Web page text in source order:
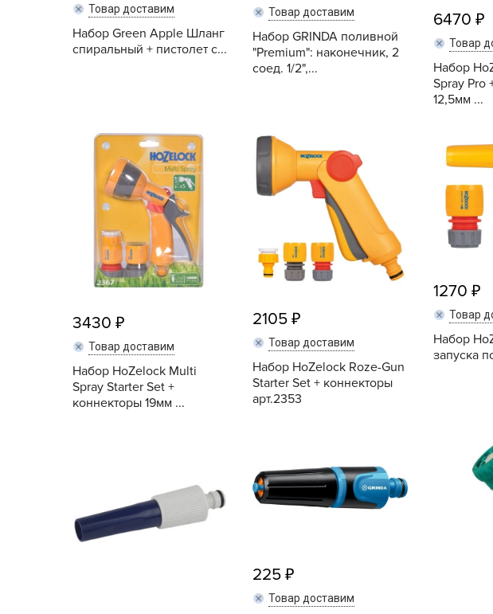
Товар доставим
Набор Green Apple Шланг
спиральный + пистолет с...
Купить
Товар доставим
Набор GRINDA поливной
"Premium": наконечник, 2
соед. 1/2",...
6470
Товар
Набор
Spray Pro
12,5мм ...
3430
Товар доставим
Набор HoZelock Multi
Spray Starter Set +
коннекторы 19мм ...
2105
Товар доставим
Набор HoZelock Roze-Gun
Starter Set + коннекторы
арт.2353
1270
Товар
Набор
запуска
225
Товар доставим